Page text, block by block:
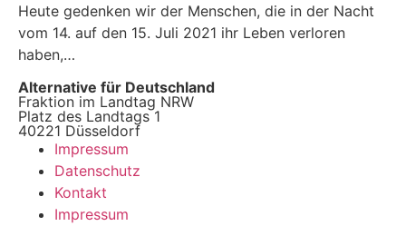
Heute gedenken wir der Menschen, die in der Nacht
vom 14. auf den 15. Juli 2021 ihr Leben verloren
haben,…
Alternative für Deutschland
Fraktion im Landtag NRW
Platz des Landtags 1
40221 Düsseldorf
Impressum
Datenschutz
Kontakt
Impressum